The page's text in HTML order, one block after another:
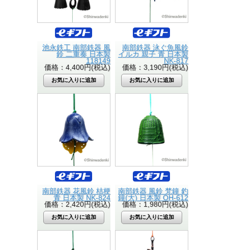
池永鉄工 南部鉄器 風
鈴 二重奏 日本製
118149
価格：4,400円(税込)
南部鉄器 泳ぐ魚風鈴
イルカ 親子 青 日本製
NK-817
価格：3,190円(税込)
南部鉄器 花風鈴 桔梗
青 日本製 NK-824
価格：2,420円(税込)
南部鉄器 風鈴 梵鐘 釣
鐘(大) 日本製 OH-612
価格：1,980円(税込)